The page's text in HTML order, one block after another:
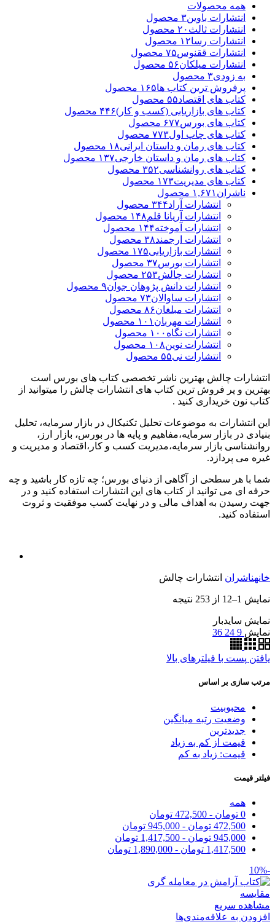
همه محصولات
انتشارات باوین۳ محصول
انتشارات ثالث ۲۰ محصول
انتشارات رسا۱۲ محصول
انتشارات ققنوس۷۵ محصول
انتشارات میلکان۵۶ محصول
به زودی۳ محصول
پرفروش ترین کتاب ها۱۶۵ محصول
کتاب های اقتصاد۵۵ محصول
کتاب های بازاریابی (کسب و کار)۴۴۶ محصول
کتاب های بورس۶۷۷ محصول
کتاب های چاپ اول۷۷۳ محصول
کتاب های رمان و داستان ایرانی۱۸ محصول
کتاب های رمان و داستان خارجی۱۳۷ محصول
کتاب های روانشناسی۳۵۲ محصول
کتاب های مدیریت۱۷۳ محصول
ناشران ۱,۶۷۱ محصول
انتشارات آراد۳۴۴ محصول
انتشارات آریانا قلم۱۴۸ محصول
انتشارات آموخته۱۴۴ محصول
انتشارات ارجمند۳۸ محصول
انتشارات بازاریابی۱۷۵ محصول
انتشارات بورس۳۷ محصول
انتشارات چالش۲۵۳ محصول
انتشارات دانش پژوهان جوان۹ محصول
انتشارات ساوالان۷۳ محصول
انتشارات مبلغان۸۶ محصول
انتشارات مهربان ۱۰۱ محصول
انتشارات نگاه ۱۰۰ محصول
انتشارات نوین۱۰۸ محصول
انتشارات نی۵۵ محصول
انتشارات چالش بهترین ناشر تخصصی کتاب های بورس است
بهترین و پر فروش ترین کتاب های انتشارات چالش را میتوانید از
کتاب نون خریداری کنید .
این انتشارات به موضوعات تحلیل تکنیکال در بازار سرمایه، تحلیل
بنیادی در بازار سرمایه،مفاهیم و پایه ها در بورس، بازار ارز،
روانشناسی بازار سرمایه،مدیریت کسب و کار،اقتصاد و مدیریت و
غیره می پردازد.
شما با هر سطحی از آگاهی از دنیای بورس؛ چه تازه کار باشید و چه
حرفه ای می توانید از کتاب های این انتشارات استفاده کنید و در
جهت رسیدن به اهداف مالی و در نهایت کسب موفقیت و ثروت
استفاده کنید.
خانهناشران انتشارات چالش
نمایش 1–12 از 253 نتیجه
نمایش سایدبار
نمایش 9
24
36
یافتن پست با فیلترهای بالا
مرتب سازی بر اساس
محبوبیت
وضعیت رتبه میانگین
جدیدترین
قیمت از کم به زیاد
قیمت: زیاد به کم
فیلتر قیمت
همه
0 تومان -
472,500 تومان
472,500 تومان -
945,000 تومان
945,000 تومان -
1,417,500 تومان
1,417,500 تومان -
1,890,000 تومان
-10%
مقایسه
مشاهده سریع
افزودن به علاقه‌مندی‌ها